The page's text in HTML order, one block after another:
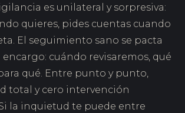
es unilateral y sorpresiva:
quieres, pides cuentas cuando
El seguimiento sano se pacta
cuándo revisaremos, qué
qué. Entre punto y punto,
total y cero intervención
la inquietud te puede entre